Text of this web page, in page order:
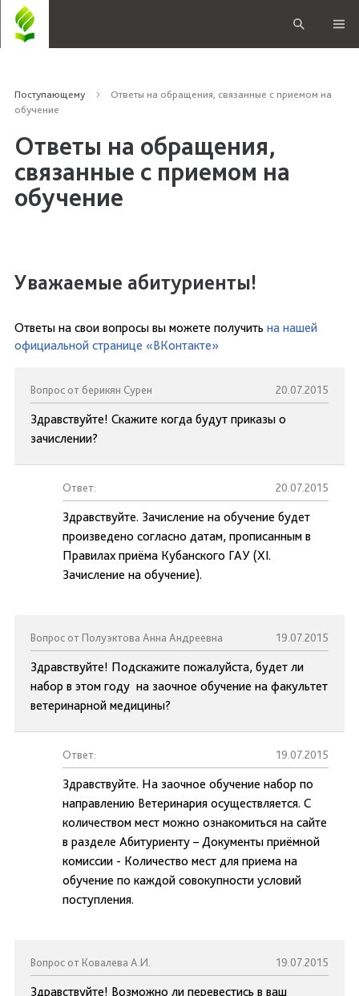
Поступающему
Ответы на обращения, связанные с приемом на
обучение
Ответы на обращения,
связанные с приемом на
обучение
Уважаемые абитуриенты!
Ответы на свои вопросы вы можете получить на нашей
официальной странице «ВКонтакте»
Вопрос от берикян Сурен 20.07.2015
Здравствуйте! Скажите когда будут приказы о
зачислении?
Ответ: 20.07.2015
Здравствуйте. Зачисление на обучение будет
произведено согласно датам, прописанным в
Правилах приёма Кубанского ГАУ (XI.
Зачисление на обучение).
Вопрос от Полуэктова Анна Андреевна 19.07.2015
Здравствуйте! Подскажите пожалуйста, будет ли
набор в этом году на заочное обучение на факультет
ветеринарной медицины?
Ответ: 19.07.2015
Здравствуйте. На заочное обучение набор по
направлению Ветеринария осуществляется. С
количеством мест можно ознакомиться на сайте
в разделе Абитуриенту – Документы приёмной
комиссии - Количество мест для приема на
обучение по каждой совокупности условий
поступления.
Вопрос от Ковалева А.И. 19.07.2015
Здравствуйте! Возможно ли перевестись в ваш